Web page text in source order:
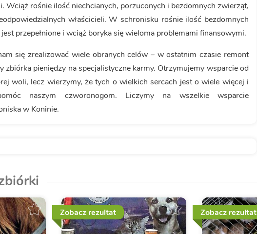
Wciąż rośnie ilość niechcianych, porzuconych i bezdomnych zwierząt,
właścicieli. W schronisku rośnie ilość bezdomnych
przepełnione i wciąż boryka się wieloma problemami finansowymi.
się zrealizować wiele obranych celów – w ostatnim czasie remont
zbiórka pieniędzy na specjalistyczne karmy. Otrzymujemy wsparcie od
woli, lecz wierzymy, że tych o wielkich sercach jest o wiele więcej i
naszym czworonogom. Liczymy na wszelkie wsparcie
w Koninie.
Zobacz rezultat Zobacz rezultat